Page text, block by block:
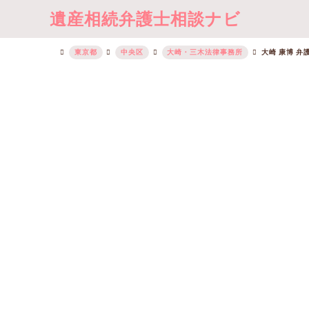
遺産相続弁護士相談ナビ
東京都 中央区 大崎・三木法律事務所 大崎 康博 弁